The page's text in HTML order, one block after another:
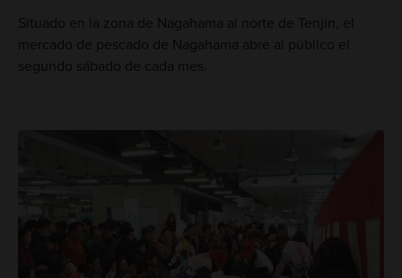
Situado en la zona de Nagahama al norte de Tenjin, el
mercado de pescado de Nagahama abre al público el
segundo sábado de cada mes.